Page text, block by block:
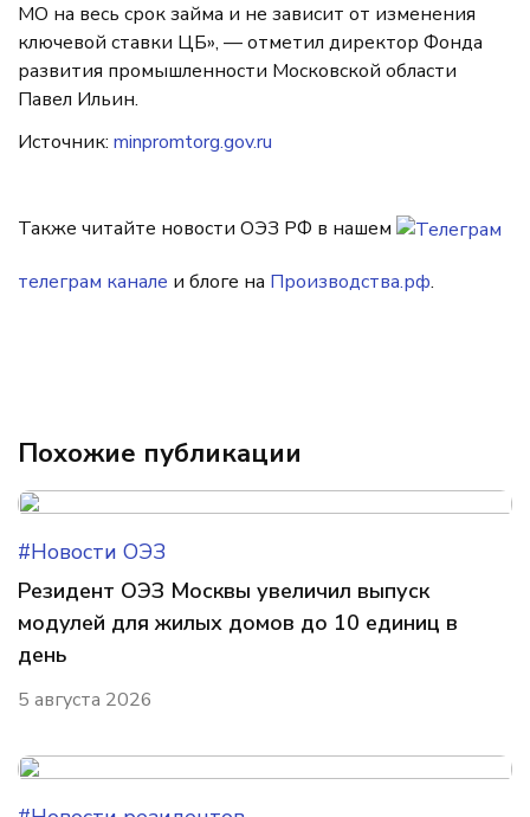
МО на весь срок займа и не зависит от изменения
ключевой ставки ЦБ», — отметил директор Фонда
развития промышленности Московской области
Павел Ильин.
Источник: minpromtorg.gov.ru
Также читайте новости ОЭЗ РФ в нашем
телеграм канале и блоге на Производства.рф.
Похожие публикации
#Новости ОЭЗ
Резидент ОЭЗ Москвы увеличил выпуск
модулей для жилых домов до 10 единиц в
день
5 августа 2026